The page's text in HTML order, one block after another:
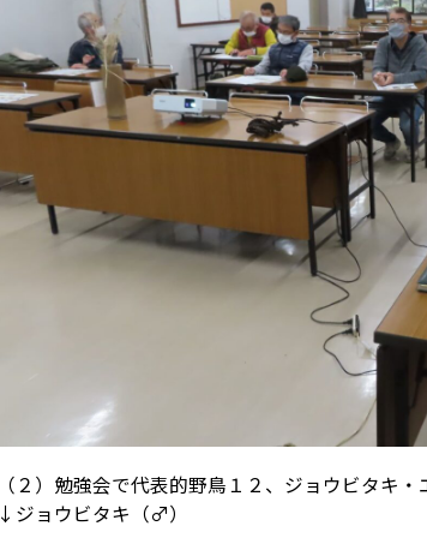
（２）勉強会で代表的野鳥１２、ジョウビタキ
↓ジョウビタキ（♂）